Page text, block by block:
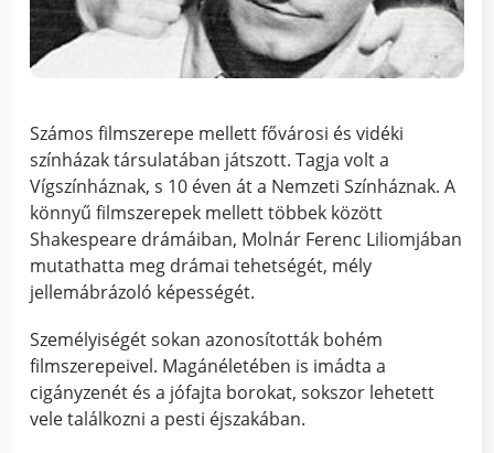
Számos filmszerepe mellett fővárosi és vidéki
színházak társulatában játszott. Tagja volt a
Vígszínháznak, s 10 éven át a Nemzeti Színháznak. A
könnyű filmszerepek mellett többek között
Shakespeare drámáiban, Molnár Ferenc Liliomjában
mutathatta meg drámai tehetségét, mély
jellemábrázoló képességét.
Személyiségét sokan azonosították bohém
filmszerepeivel. Magánéletében is imádta a
cigányzenét és a jófajta borokat, sokszor lehetett
vele találkozni a pesti éjszakában.